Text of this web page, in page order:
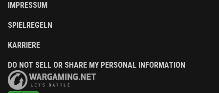
IMPRESSUM
SPIELREGELN
KARRIERE
DO NOT SELL OR SHARE MY PERSONAL INFORMATION